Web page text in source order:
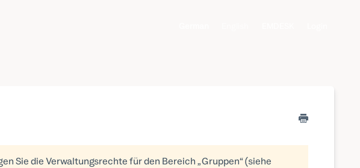
Sie die Verwaltungsrechte für den Bereich „Gruppen“ (siehe